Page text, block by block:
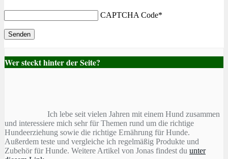
CAPTCHA Code*
Wer steckt hinter der Seite?
Ich lebe seit vielen Jahren mit einem Hund zusammen
und interessiere mich sehr für Themen rund um die richtige
Hundeerziehung sowie die richtige Ernährung für Hunde.
Außerdem teste und vergleiche ich regelmäßig Produkte und
Zubehör für Hunde. Weitere Artikel von Jonas findest du unter